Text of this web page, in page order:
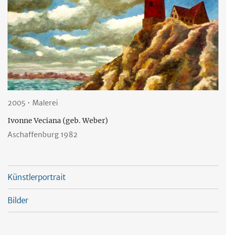
2005 • Malerei
Ivonne Veciana (geb. Weber)
Aschaffenburg 1982
Künstlerportrait
Bilder